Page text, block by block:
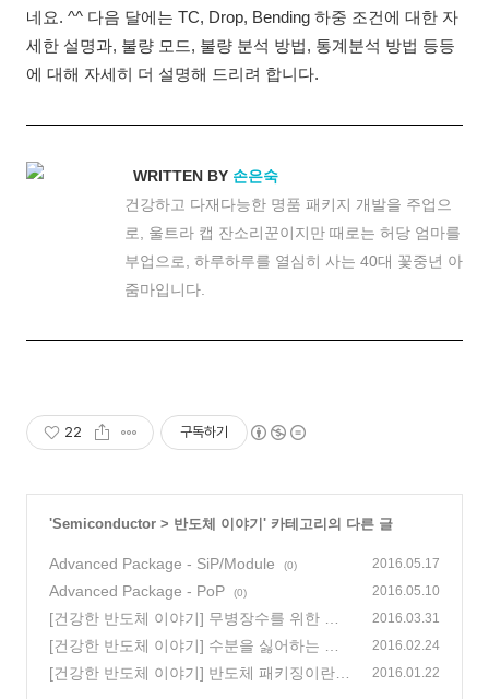
네요. ^^ 다음 달에는 TC, Drop, Bending 하중 조건에 대한 자
세한 설명과, 불량 모드, 불량 분석 방법, 통계분석 방법 등등
에 대해 자세히 더 설명해 드리려 합니다.
WRITTEN BY 손은숙
건강하고 다재다능한 명품 패키지 개발을 주업으
로, 울트라 캡 잔소리꾼이지만 때로는 허당 엄마를
부업으로, 하루하루를 열심히 사는 40대 꽃중년 아
줌마입니다.
22 구독하기
'Semiconductor > 반도체 이야기 ' 카테고리의 다른 글
Advanced Package - SiP/Module (0) 2016.05.17
Advanced Package - PoP (0) 2016.05.10
[건강한 반도체 이야기] 무병장수를 위한 반
도체 패키지 건강 검진항목, 1편
(2)
2016.03.31
[건강한 반도체 이야기] 수분을 싫어하는 반
도체 패키지
(2)
2016.02.24
[건강한 반도체 이야기] 반도체 패키징이란? 2016.01.22